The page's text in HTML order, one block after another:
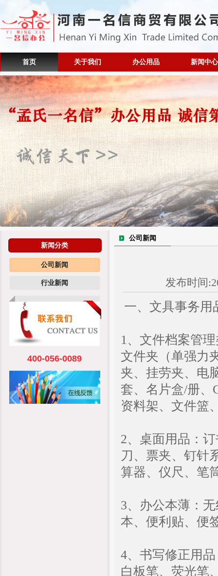
首页 关于我们 办公用品 新闻中心
新闻分类
公司新闻
行业新闻
400-056-0089
公司新闻
发布时间
一、文具事务用
1、文件档案管
文件夹（单强力
夹、挂劳夹、电
套、名片盒/册、
资料架、文件篮
2、桌面用品：
刀、票夹、钉针
算器、仪尺、笔
3、办公本薄：
本、便利贴、便
4、书写修正用
白板笔、荧光笔